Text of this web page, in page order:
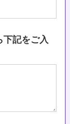
下記をご入